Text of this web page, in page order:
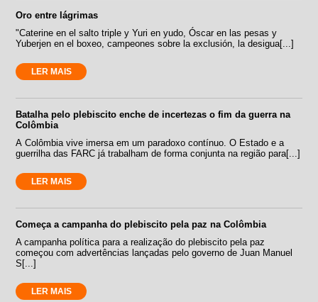
Oro entre lágrimas
"Caterine en el salto triple y Yuri en yudo, Óscar en las pesas y
Yuberjen en el boxeo, campeones sobre la exclusión, la desigua[...]
LER MAIS
Batalha pelo plebiscito enche de incertezas o fim da guerra na
Colômbia
A Colômbia vive imersa em um paradoxo contínuo. O Estado e a
guerrilha das FARC já trabalham de forma conjunta na região para[...]
LER MAIS
Começa a campanha do plebiscito pela paz na Colômbia
A campanha política para a realização do plebiscito pela paz
começou com advertências lançadas pelo governo de Juan Manuel
S[...]
LER MAIS